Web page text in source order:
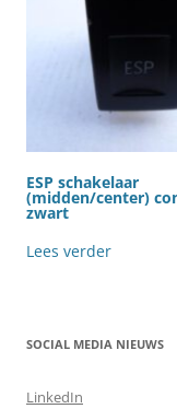
ESP schakelaar
(midden/center)
zwart
Lees verder
SOCIAL MEDIA NIEUWS
LinkedIn